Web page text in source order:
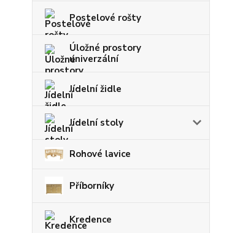
Postelové rošty
Úložné prostory
univerzální
Jídelní židle
Jídelní stoly
Rohové lavice
Příborníky
Kredence